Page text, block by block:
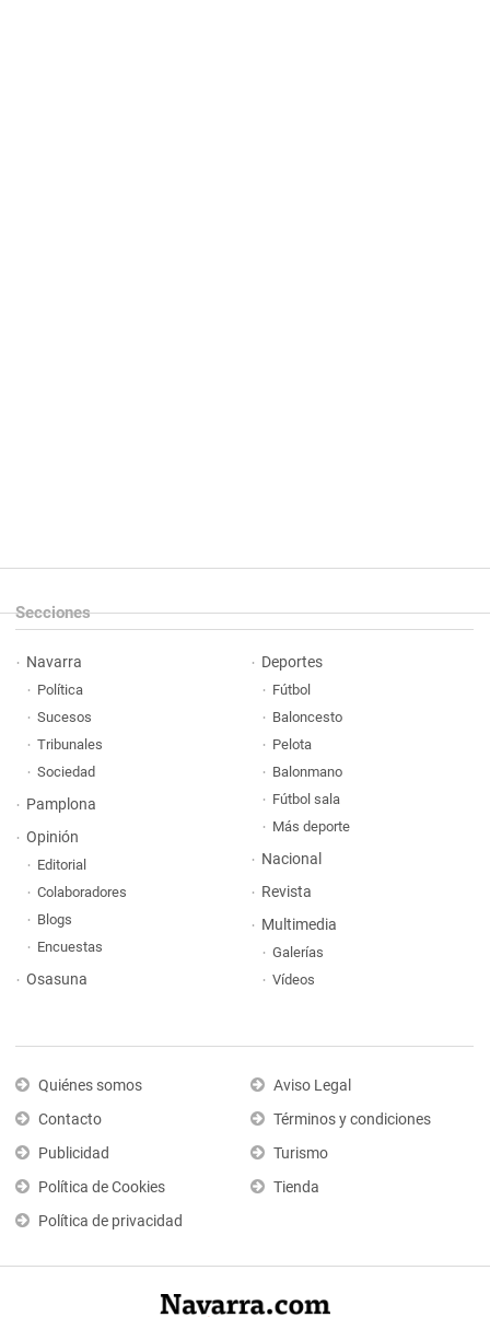
Secciones
Navarra
Política
Sucesos
Tribunales
Sociedad
Pamplona
Opinión
Editorial
Colaboradores
Blogs
Encuestas
Osasuna
Deportes
Fútbol
Baloncesto
Pelota
Balonmano
Fútbol sala
Más deporte
Nacional
Revista
Multimedia
Galerías
Vídeos
Quiénes somos
Contacto
Publicidad
Política de Cookies
Política de privacidad
Aviso Legal
Términos y condiciones
Turismo
Tienda